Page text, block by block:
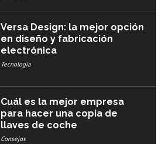
Versa Design: la mejor opción
en diseño y fabricación
electrónica
Tecnología
Cuál es la mejor empresa
para hacer una copia de
llaves de coche
Consejos